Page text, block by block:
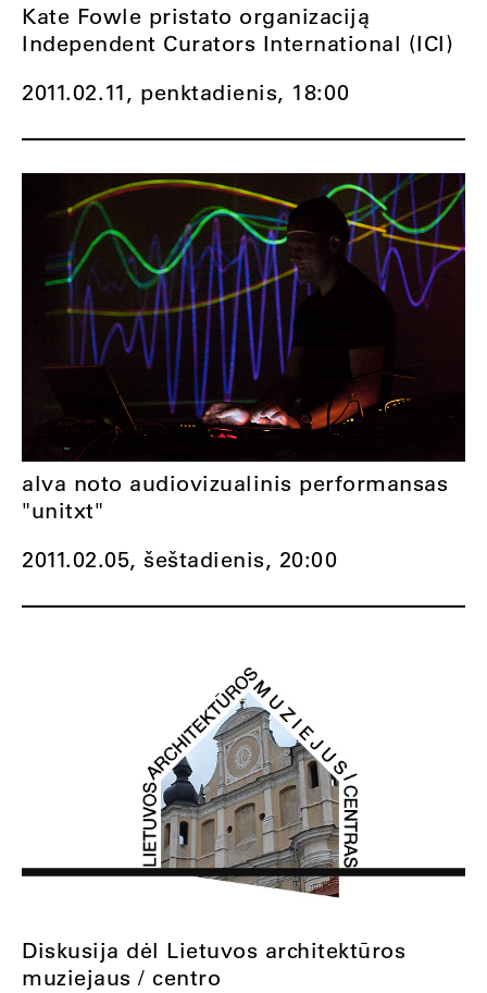
2011.02.11, penktadienis, 18:00
Kate Fowle pristato organizaciją
Independent Curators International (ICI)
2011.02.05, šeštadienis, 20:00
alva noto audiovizualinis performansas
"unitxt"
Diskusija dėl Lietuvos architektūros
muziejaus / centro